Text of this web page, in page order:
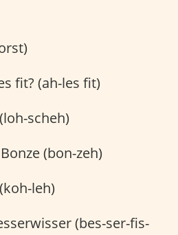
fit? (ah-les fit)
scheh)
Bonze (bon-zeh)
leh)
(bes-ser-fis-